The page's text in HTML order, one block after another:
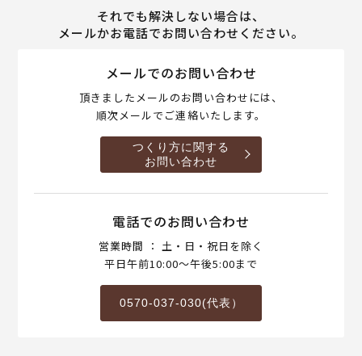
それでも解決しない場合は、
メールかお電話でお問い合わせください。
メールでのお問い合わせ
頂きましたメールのお問い合わせには、
順次メールでご連絡いたします。
つくり方に関する
お問い合わせ
電話でのお問い合わせ
営業時間 ： 土・日・祝日を除く
平日午前10:00～午後5:00まで
0570-037-030(代表）